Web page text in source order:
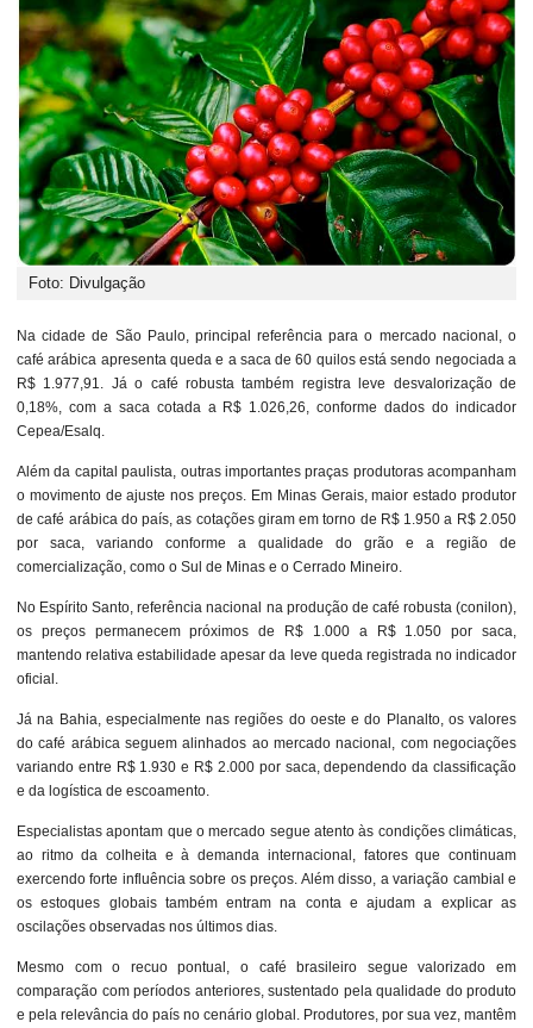
Foto: Divulgação
Na cidade de São Paulo, principal referência para o mercado nacional, o
café arábica apresenta queda e a saca de 60 quilos está sendo negociada a
R$ 1.977,91. Já o café robusta também registra leve desvalorização de
0,18%, com a saca cotada a R$ 1.026,26, conforme dados do indicador
Cepea/Esalq.
Além da capital paulista, outras importantes praças produtoras acompanham
o movimento de ajuste nos preços. Em Minas Gerais, maior estado produtor
de café arábica do país, as cotações giram em torno de R$ 1.950 a R$ 2.050
por saca, variando conforme a qualidade do grão e a região de
comercialização, como o Sul de Minas e o Cerrado Mineiro.
No Espírito Santo, referência nacional na produção de café robusta (conilon),
os preços permanecem próximos de R$ 1.000 a R$ 1.050 por saca,
mantendo relativa estabilidade apesar da leve queda registrada no indicador
oficial.
Já na Bahia, especialmente nas regiões do oeste e do Planalto, os valores
do café arábica seguem alinhados ao mercado nacional, com negociações
variando entre R$ 1.930 e R$ 2.000 por saca, dependendo da classificação
e da logística de escoamento.
Especialistas apontam que o mercado segue atento às condições climáticas,
ao ritmo da colheita e à demanda internacional, fatores que continuam
exercendo forte influência sobre os preços. Além disso, a variação cambial e
os estoques globais também entram na conta e ajudam a explicar as
oscilações observadas nos últimos dias.
Mesmo com o recuo pontual, o café brasileiro segue valorizado em
comparação com períodos anteriores, sustentado pela qualidade do produto
e pela relevância do país no cenário global. Produtores, por sua vez, mantêm